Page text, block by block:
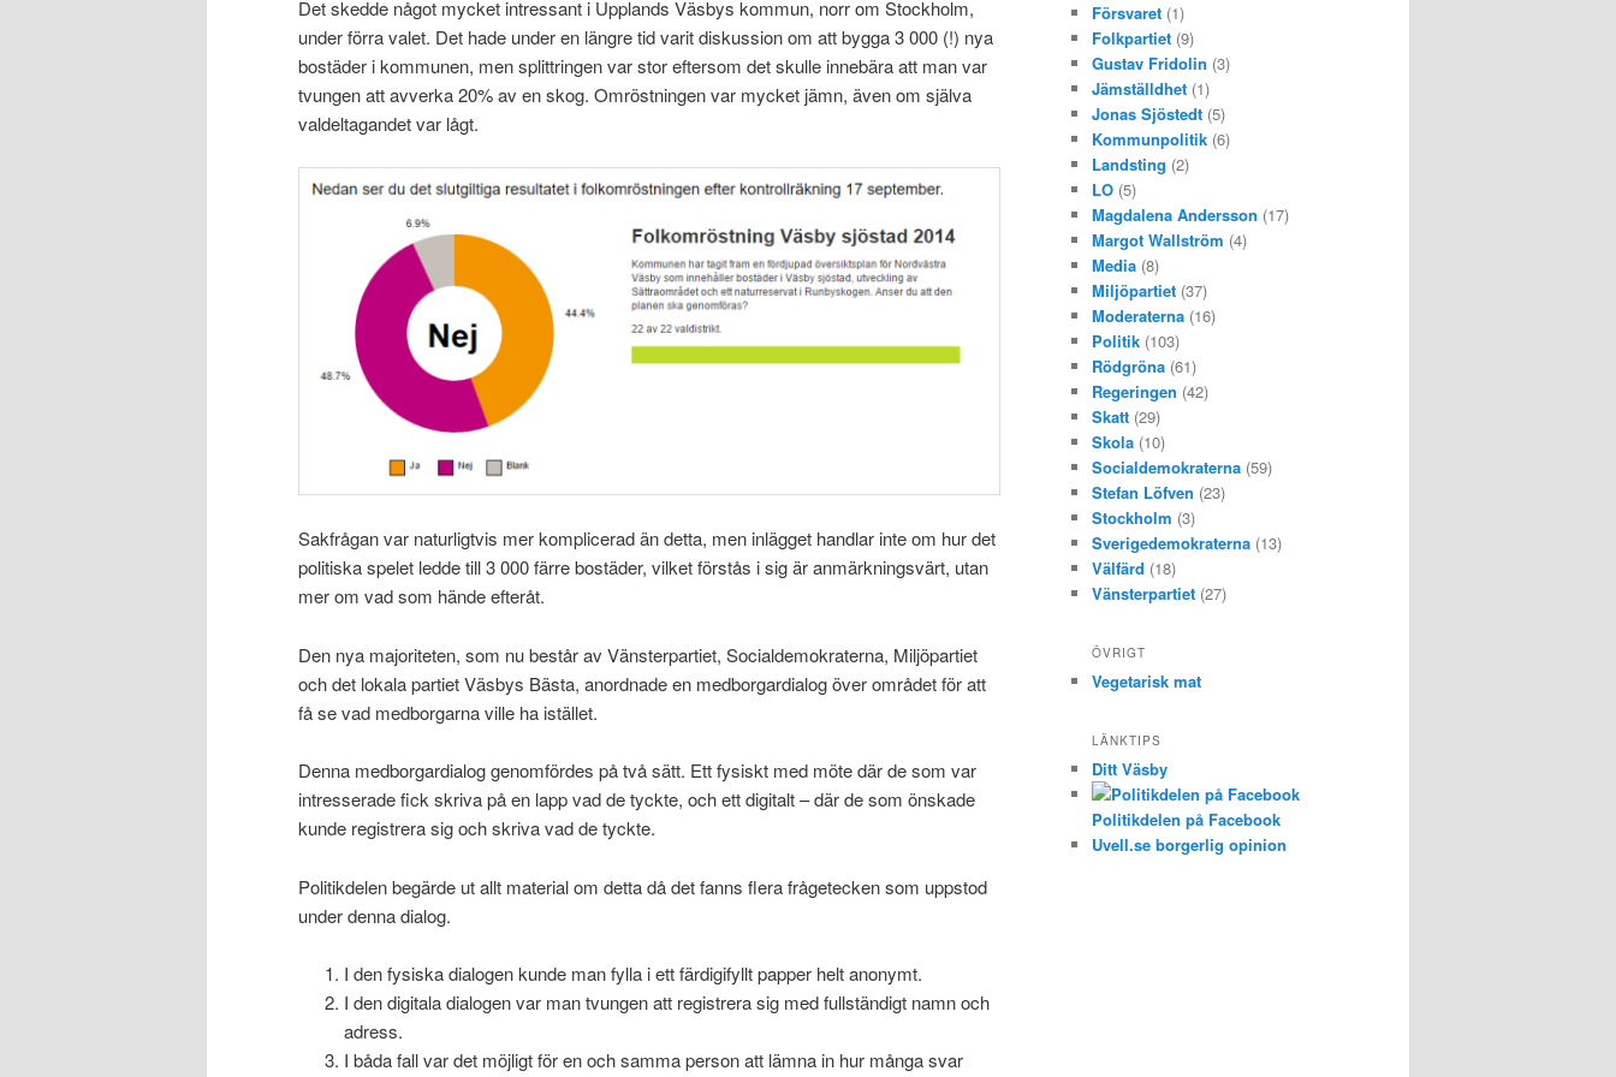
Det skedde något mycket intressant i Upplands Väsbys kommun, norr om Stockholm,
under förra valet. Det hade under en längre tid varit diskussion om att bygga 3 000 (!) nya
bostäder i kommunen, men splittringen var stor eftersom det skulle innebära att man var
tvungen att avverka 20% av en skog. Omröstningen var mycket jämn, även om själva
valdeltagandet var lågt.
Sakfrågan var naturligtvis mer komplicerad än detta, men inlägget handlar inte om hur det
politiska spelet ledde till 3 000 färre bostäder, vilket förstås i sig är anmärkningsvärt, utan
mer om vad som hände efteråt.
Den nya majoriteten, som nu består av Vänsterpartiet, Socialdemokraterna, Miljöpartiet
och det lokala partiet Väsbys Bästa, anordnade en medborgardialog över området för att
få se vad medborgarna ville ha istället.
Denna medborgardialog genomfördes på två sätt. Ett fysiskt med möte där de som var
intresserade fick skriva på en lapp vad de tyckte, och ett digitalt – där de som önskade
kunde registrera sig och skriva vad de tyckte.
Politikdelen begärde ut allt material om detta då det fanns flera frågetecken som uppstod
under denna dialog.
I den fysiska dialogen kunde man fylla i ett färdigifyllt papper helt anonymt.
I den digitala dialogen var man tvungen att registrera sig med fullständigt namn och
adress.
I båda fall var det möjligt för en och samma person att lämna in hur många svar
Försvaret (1)
Folkpartiet (9)
Gustav Fridolin (3)
Jämställdhet (1)
Jonas Sjöstedt (5)
Kommunpolitik (6)
Landsting (2)
LO (5)
Magdalena Andersson (17)
Margot Wallström (4)
Media (8)
Miljöpartiet (37)
Moderaterna (16)
Politik (103)
Rödgröna (61)
Regeringen (42)
Skatt (29)
Skola (10)
Socialdemokraterna (59)
Stefan Löfven (23)
Stockholm (3)
Sverigedemokraterna (13)
Välfärd (18)
Vänsterpartiet (27)
ÖVRIGT
Vegetarisk mat
LÄNKTIPS
Ditt Väsby
Politikdelen på Facebook
Uvell.se borgerlig opinion